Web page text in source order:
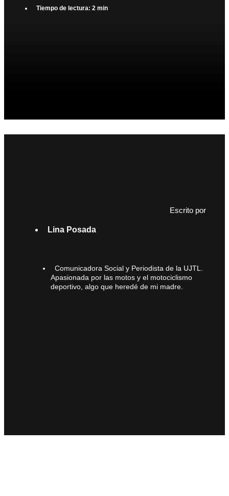
Tiempo de lectura: 2 min
Escrito por
Lina Posada
Comunicadora Social y Periodista de la UJTL.
Apasionada por las motos y el motociclismo
deportivo, algo que heredé de mi madre.